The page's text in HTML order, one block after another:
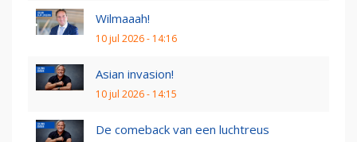
Wilmaaah!
10 jul 2026 - 14:16
Asian invasion!
10 jul 2026 - 14:15
De comeback van een luchtreus